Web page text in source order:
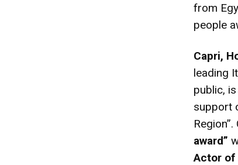
from
people
Capri,
leading
public,
support
award”
Actor of